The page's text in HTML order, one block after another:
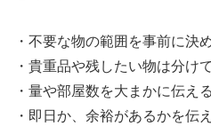
・不要な物の範囲を事前に決
・貴重品や残したい物は分け
・量や部屋数を大まかに伝える
・即日か、余裕があるかを伝